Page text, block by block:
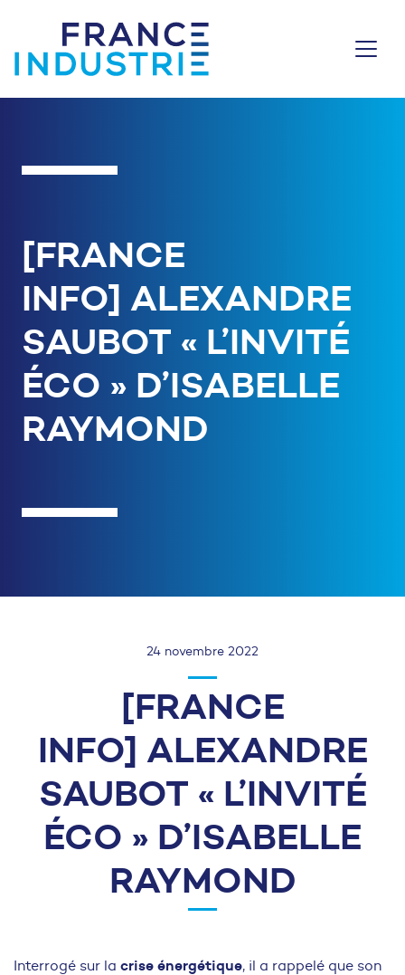
[FRANCE
INFO] ALEXANDRE
SAUBOT « L’INVITÉ
ÉCO » D’ISABELLE
RAYMOND
24 novembre 2022
[FRANCE
INFO] ALEXANDRE
SAUBOT « L’INVITÉ
ÉCO » D’ISABELLE
RAYMOND
Interrogé sur la crise énergétique, il a rappelé que son